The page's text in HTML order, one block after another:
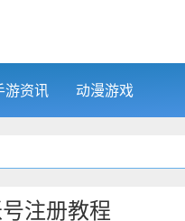
游资讯 动漫游戏
注册教程